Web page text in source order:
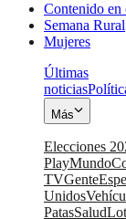
Contenido en
Semana Rural
Mujeres
Últimas
noticias
Más
Elecciones
PlayMundo
TVGente
Unidos
PatasSalud